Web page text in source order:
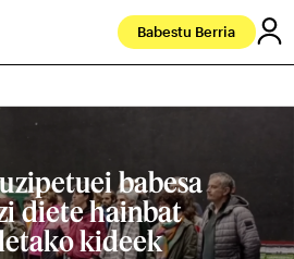
Babestu Berria
babesa
diete hainbat
kideek